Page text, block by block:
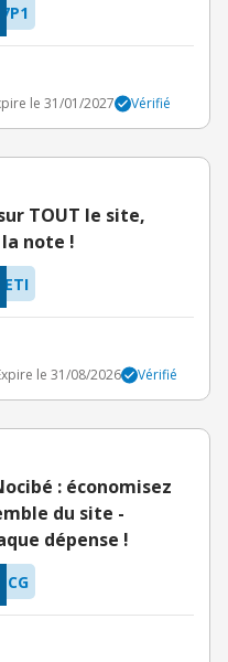
7P1
le 31/01/2027 Vérifié
TOUT le site,
note !
ETI
le 31/08/2026 Vérifié
: économisez
du site -
dépense !
TCG